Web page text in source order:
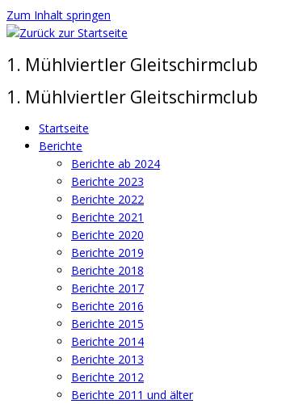
Zum Inhalt springen
1. Mühlviertler Gleitschirmclub
1. Mühlviertler Gleitschirmclub
Startseite
Berichte
Berichte ab 2024
Berichte 2023
Berichte 2022
Berichte 2021
Berichte 2020
Berichte 2019
Berichte 2018
Berichte 2017
Berichte 2016
Berichte 2015
Berichte 2014
Berichte 2013
Berichte 2012
Berichte 2011 und älter